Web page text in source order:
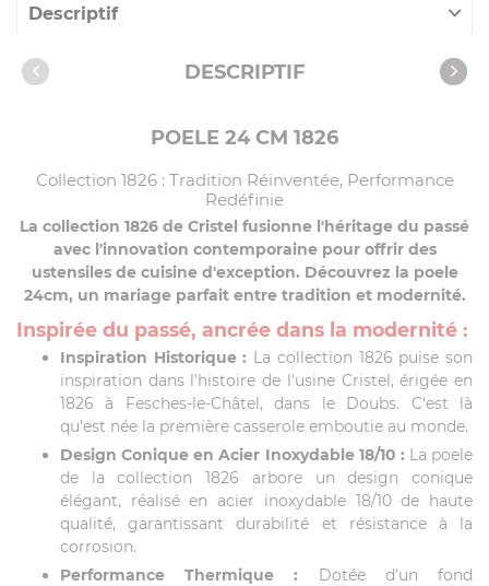
Descriptif
Caractéristiques DESCRIPTIF
POELE 24 CM 1826
Collection 1826 : Tradition Réinventée, Performance
Redéfinie
La collection 1826 de Cristel fusionne l'héritage du passé
avec l'innovation contemporaine pour offrir des
ustensiles de cuisine d'exception. Découvrez la poele
24cm, un mariage parfait entre tradition et modernité.
Inspirée du passé, ancrée dans la modernité :
Inspiration Historique : La collection 1826 puise son
inspiration dans l'histoire de l'usine Cristel, érigée en
1826 à Fesches-le-Châtel, dans le Doubs. C'est là
qu'est née la première casserole emboutie au monde.
Design Conique en Acier Inoxydable 18/10 : La poele
de la collection 1826 arbore un design conique
élégant, réalisé en acier inoxydable 18/10 de haute
qualité, garantissant durabilité et résistance à la
corrosion.
Performance Thermique : Dotée d'un fond